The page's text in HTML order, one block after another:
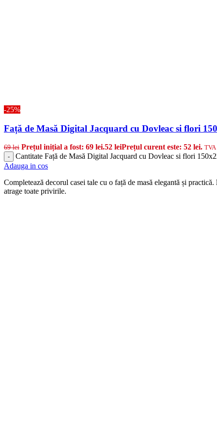
-25%
Față de Masă Digital Jacquard cu Dovleac si flori
69lei Prețul inițial a fost: 69 lei.52 leiPrețul curent este: 52 lei.
-
Cantitate Față de Masă Digital Jacquard cu Dovleac si flori
Adauga in cos
Completează decorul casei tale cu o față de masă elegantă și practică.
atrage toate privirile.